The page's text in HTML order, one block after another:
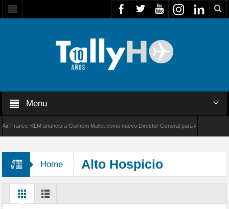
Menu
KLM anuncia a Guilhem Mallet como nuevo Director General para América Latina
Home Alto Hospicio